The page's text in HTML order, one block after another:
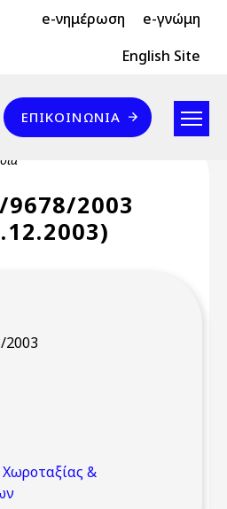
e-νημέρωση e-γνώμη
English Site
ΕΠΙΚΟΙΝΩΝΊΑ
2003
2003
&